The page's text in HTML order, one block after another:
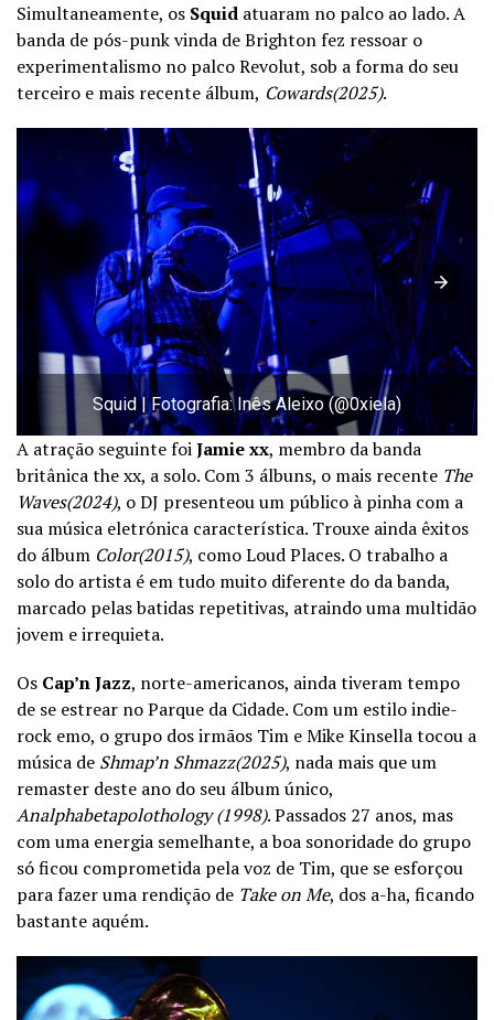
Simultaneamente, os Squid atuaram no palco ao lado. A
banda de pós-punk vinda de Brighton fez ressoar o
experimentalismo no palco Revolut, sob a forma do seu
terceiro e mais recente álbum, Cowards(2025).
Squid | Fotografia: Inês Aleixo (@0xiela)
A atração seguinte foiJamie xx, membro da banda
britânica the xx, a solo. Com 3 álbuns, o mais recente The
Waves(2024), o DJ presenteou um público à pinha com a
sua música eletrónica característica. Trouxe ainda êxitos
do álbum Color(2015), como Loud Places. O trabalho a
solo do artista é em tudo muito diferente do da banda,
marcado pelas batidas repetitivas, atraindo uma multidão
jovem e irrequieta.
Os Cap’n Jazz, norte-americanos, ainda tiveram tempo
de se estrear no Parque da Cidade. Com um estilo indie-
rock emo, o grupo dos irmãos Tim e Mike Kinsella tocou a
música de Shmap’n Shmazz(2025), nada mais que um
remaster deste ano do seu álbum único,
Analphabetapolothology (1998). Passados 27 anos, mas
com uma energia semelhante, a boa sonoridade do grupo
só ficou comprometida pela voz de Tim, que se esforçou
para fazer uma rendição de Take on Me, dos a-ha, ficando
bastante aquém.